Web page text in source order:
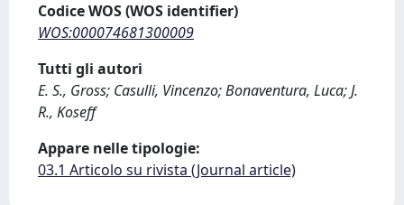
Codice WOS (WOS identifier)
WOS:000074681300009
Tutti gli autori
E. S., Gross; Casulli, Vincenzo; Bonaventura, Luca; J.
R., Koseff
Appare nelle tipologie:
03.1 Articolo su rivista (Journal article)